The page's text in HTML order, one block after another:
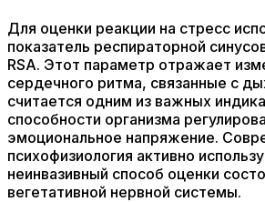
Для оценки реакции на стресс
показатель респираторной
RSA. Этот параметр отражает
сердечного ритма, связанные с
считается одним из важных
способности организма
эмоциональное напряжение.
психофизиология активно
неинвазивный способ оценки
вегетативной нервной системы.